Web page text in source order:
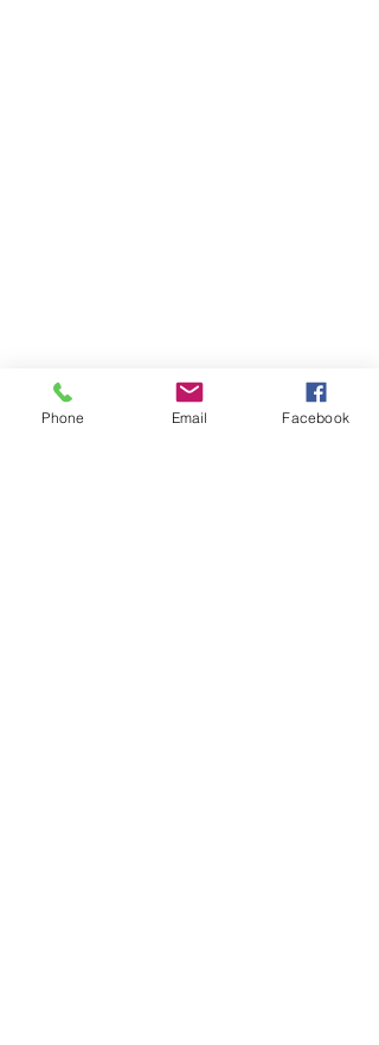
Phone Email Facebook